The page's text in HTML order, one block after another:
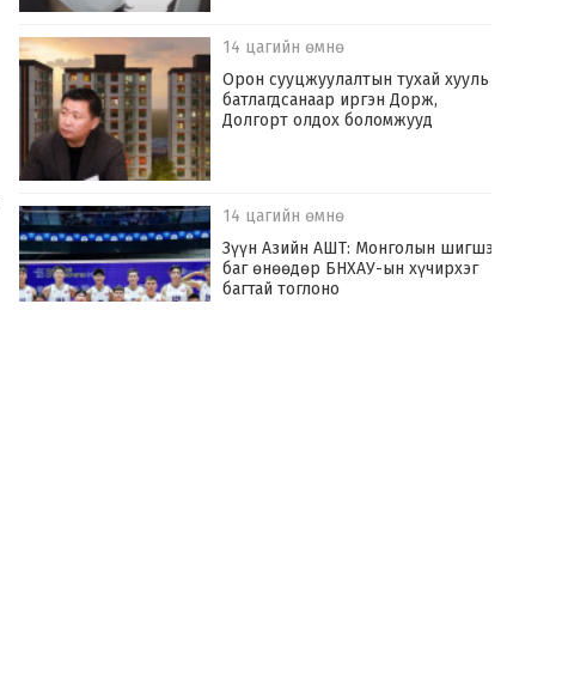
14 цагийн өмнө
Орон сууцжуулалтын тухай хууль
батлагдсанаар иргэн Дорж,
Долгорт олдох боломжууд
14 цагийн өмнө
Зүүн Азийн АШТ: Монголын шигшээ
баг өнөөдөр БНХАУ-ын хүчирхэг
багтай тоглоно